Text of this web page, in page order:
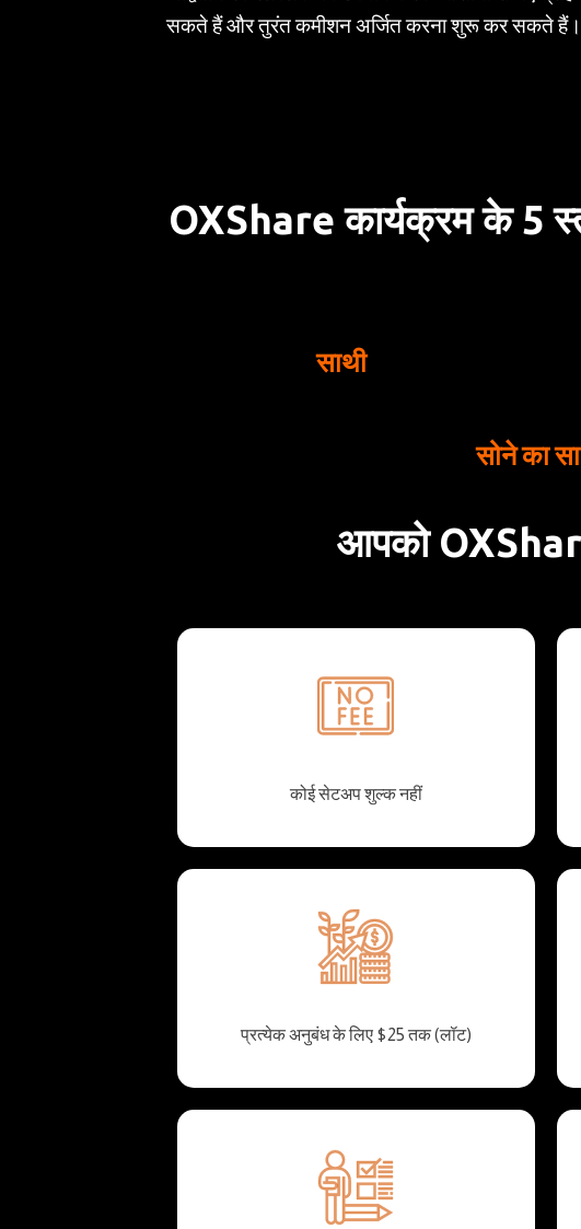
सकते हैं और तुरंत कमीशन अर्जित करना शुरू कर सकते हैं।
OXShare कार्यक्रम के 5
साथी
सोने का
आपको OXShare
कोई सेटअप शुल्क नहीं
प्रत्येक अनुबंध के लिए $25 तक (लॉट)